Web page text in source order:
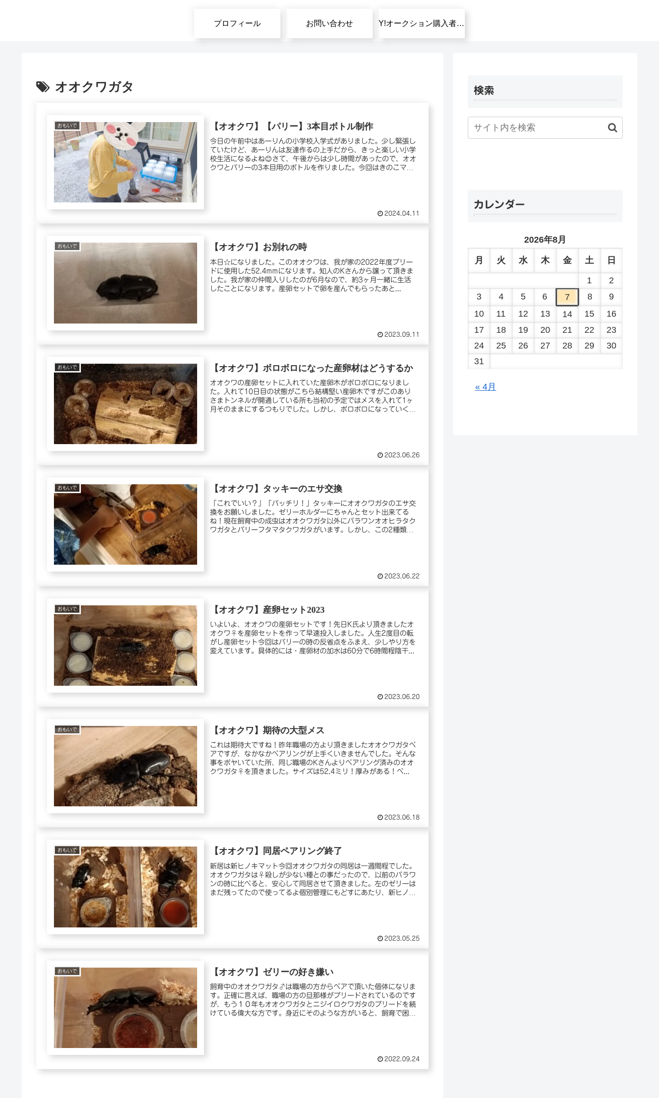
プロフィール お問い合わせ Y!オークション購入者様へ
オオクワガタ
おもいで 【オオクワ】【パリー】3本目ボトル制作
今日の午前中はあーりんの小学校入学式がありました。少し緊張し
ていたけど、あーりんは友達作るの上手だから、きっと楽しい小学
校生活になるよね😊さて、午後からは少し時間があったので、オオ
クワとパリーの3本目用のボトルを作りました。今回はきのこマ
2024.04.11
おもいで 【オオクワ】お別れの時
本日☆になりました。このオオクワは、我が家の2022年度ブリー
ドに使用した52.4mmになります。知人のKさんから譲って頂きま
した。我が家の仲間入りしたのが6月なので、約3ヶ月一緒に生活
したことになります。産卵セットで卵を産んでもらったあと...
2023.09.11
おもいで 【オオクワ】ボロボロになった産卵材はどうするか
オオクワの産卵セットに入れていた産卵木がボロボロになりまし
た。入れて10日目の状態がこちら結構堅い産卵木ですがこのあり
さまトンネルが開通している所も当初の予定ではメスを入れて1ヶ
月そのままにするつもりでした。しかし、ボロボロになっていく産
2023.06.26
おもいで 【オオクワ】タッキーのエサ交換
「これでいい？」「バッチリ！」タッキーにオオクワガタのエサ交
換をお願いしました。ゼリーホルダーにちゃんとセット出来てる
ね！現在飼育中の成虫はオオクワガタ以外にパラワンオオヒラタク
ワガタとパリーフタマタクワガタがいます。しかし、この2種類は
2023.06.22
おもいで 【オオクワ】産卵セット2023
いよいよ、オオクワの産卵セットです！先日K氏より頂きましたオ
オクワ♀を産卵セットを作って早速投入しました。人生2度目の転
がし産卵セット今回はパリーの時の反省点をふまえ、少しやり方を
変えています。具体的には・産卵材の加水は60分で6時間程陰干...
2023.06.20
おもいで 【オオクワ】期待の大型メス
これは期待大ですね！昨年職場の方より頂きましたオオクワガタペ
アですが、なかなかペアリングが上手くいきませんでした。そんな
事をボヤいていた所、同じ職場のKさんよりペアリング済みのオオ
クワガタ♀を頂きました。サイズは52.4ミリ！厚みがある！ペ...
2023.06.18
おもいで 【オオクワ】同居ペアリング終了
新居は新ヒノキマット今回オオクワガタの同居は一週間程でした。
オオクワガタは♀殺しが少ない種との事だったので、以前のパラワ
ンの時に比べると、安心して同居させて頂きました。左のゼリーは
まだ残ってたので使ってるよ個別管理にもどすにあたり、新ヒノ
2023.05.25
おもいで 【オオクワ】ゼリーの好き嫌い
飼育中のオオクワガタ♂は職場の方からペアで頂いた個体になりま
す。正確に言えば、職場の方の旦那様がブリードされているのです
が、もう１０年もオオクワガタとニジイロクワガタのブリードを続
けている偉大な方です。身近にそのような方がいると、飼育で困
2022.09.24
検索
カレンダー
2026年8月
月 火 水 木 金 土 日
1
2
3
4 5 6 7 8
9
10
11 12 13 14 15
16
17
18 19 20 21 22
23
24
25 26 27 28 29
30
31
« 4月